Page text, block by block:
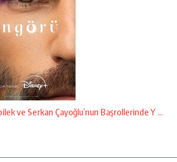
ve Serkan Çayoğlu’nun Başrollerinde Y ...